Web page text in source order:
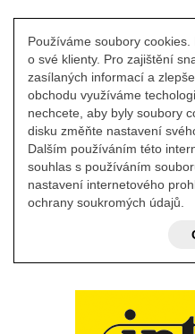
Používáme soubory
o své klienty. Pro zajištění
zasílaných informací a
obchodu využíváme
nechcete, aby byly soubory
disku změňte nastavení
Dalším používáním této
souhlas s používáním
nastavení internetového
ochrany soukromých údajů.